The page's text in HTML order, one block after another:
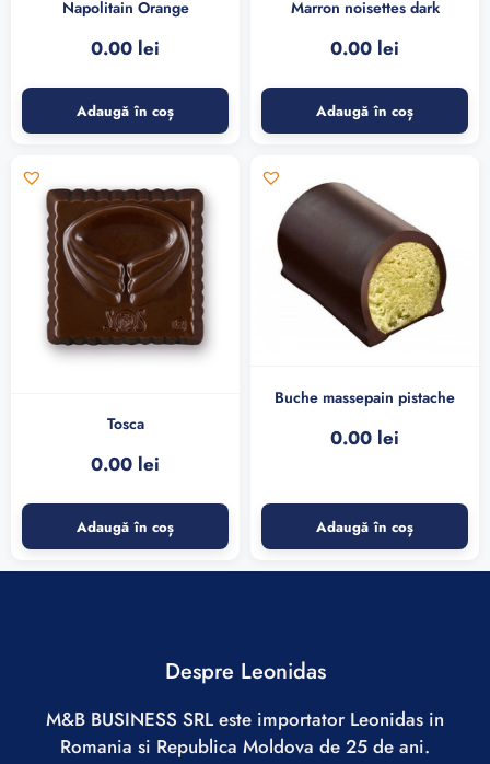
Napolitain Orange
0.00 lei
Adaugă în coș
Marron noisettes dark
0.00 lei
Adaugă în coș
Tosca
0.00 lei
Adaugă în coș
Buche massepain pistache
0.00 lei
Adaugă în coș
Despre Leonidas
M&B BUSINESS SRL este importator Leonidas in
Romania si Republica Moldova de 25 de ani.